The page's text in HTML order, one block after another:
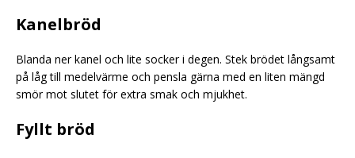
Kanelbröd
Blanda ner kanel och lite socker i degen. Stek brödet långsamt
på låg till medelvärme och pensla gärna med en liten mängd
smör mot slutet för extra smak och mjukhet.
Fyllt bröd